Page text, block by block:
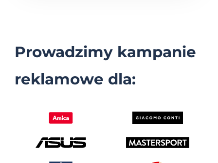
Prowadzimy kampanie
reklamowe dla: